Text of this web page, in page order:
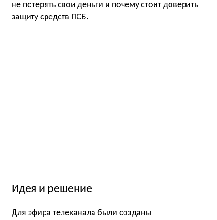
не потерять свои деньги и почему стоит доверить
защиту средств ПСБ.
Идея и решение
Для эфира телеканала были созданы